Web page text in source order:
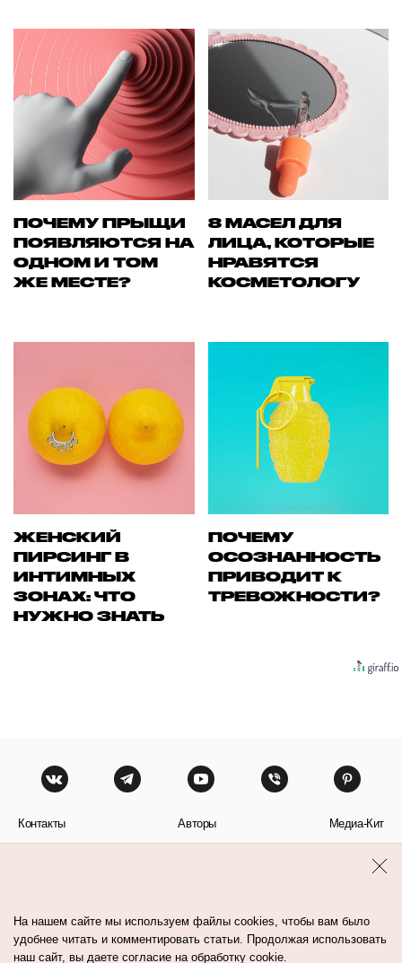
ПОЧЕМУ ПРЫЩИ
ПОЯВЛЯЮТСЯ НА
ОДНОМ И ТОМ
ЖЕ МЕСТЕ?
8 МАСЕЛ ДЛЯ
ЛИЦА, КОТОРЫЕ
НРАВЯТСЯ
КОСМЕТОЛОГУ
ЖЕНСКИЙ
ПИРСИНГ В
ИНТИМНЫХ
ЗОНАХ: ЧТО
НУЖНО ЗНАТЬ
ПОЧЕМУ
ОСОЗНАННОСТЬ
ПРИВОДИТ К
ТРЕВОЖНОСТИ?
Контакты Авторы Медиа-Кит
На нашем сайте мы используем файлы cookies, чтобы вам было
удобнее читать и комментировать статьи. Продолжая использовать
наш сайт, вы даете согласие на обработку cookie.